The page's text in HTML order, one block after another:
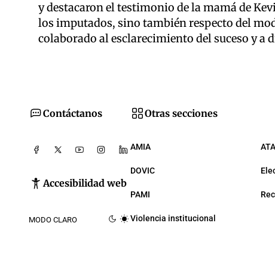
y destacaron el testimonio de la mamá de
los imputados, sino también respecto del
colaborado al esclarecimiento del suceso y a
Contáctanos
Accesibilidad web
MODO CLARO
Otras secciones
AMIA
DOVIC
PAMI
Violencia institucional